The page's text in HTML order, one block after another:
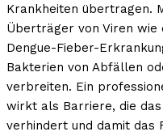
Krankheiten übertragen.
Überträger von Viren wie
Dengue-Fieber-
Bakterien von Abfällen
verbreiten. Ein
wirkt als Barriere, die
verhindert und damit das